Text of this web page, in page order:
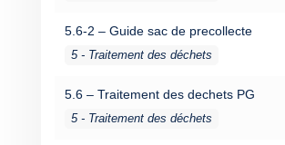
5.6-2 – Guide sac de precollecte
5 - Traitement des déchets
5.6 – Traitement des dechets PG
5 - Traitement des déchets